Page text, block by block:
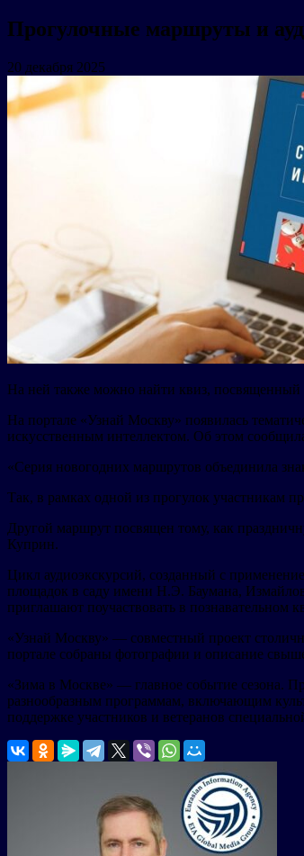
Прогулочные маршруты и
20 декабря 2025
На ней также можно найти квиз, посвященный
На портале «Узнай Москву» появилась
искусственным интеллектом. Об этом
«Серия новогодних маршрутов объединила
Так, в рамках одной из прогулок участникам
Другой маршрут посвящен тому, как
Куприн.
Цикл аудиоэкскурсий, созданный с
площадок в саду имени Н.Э. Баумана,
приглашают поучаствовать в познавательном
«Узнай Москву» — совместный проект
портале собраны фотографии и описание
«Зима в Москве» — главное событие сезона.
разнообразным программам, включающим
поддержке участников и ветеранов